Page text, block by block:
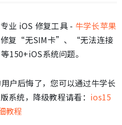
业 iOS 修复工具 - 牛学长苹果
修复“无SIM卡”、“无法连接
系统问题。
户后悔了，您可以通过牛学长
系统，降级教程请看： ios15
教程